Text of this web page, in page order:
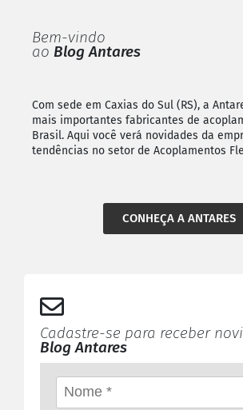
Bem-vindo
ao Blog Antares
Com sede em Caxias do Sul (RS), a
mais importantes fabricantes de
Brasil. Aqui você verá novidades da
tendências no setor de Acoplamentos
CONHEÇA A ANTARES
Cadastre-se para receber
Blog Antares